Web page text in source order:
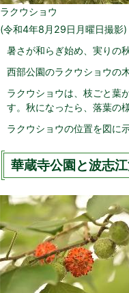
ラクウショウ
(令和4年8月29日月曜日撮影)
暑さが和らぎ始め、実りの
西部公園のラクウショウの
ラクウショウは、枝ごと葉
す。秋になったら、落葉の
ラクウショウの位置を図に
華蔵寺公園と波志